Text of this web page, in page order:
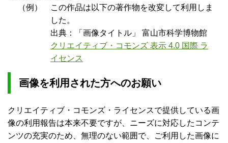
（例） この作品は以下の著作物を改変して利用しま
した。
出典：「画像タイトル」 富山市科学博物館
クリエイティブ・コモンズ 表示 4.0 国際 ラ
イセンス
画像を利用された方へのお願い
クリエイティブ・コモンズ・ライセンスで提供している画
像の利用報告は本来不要ですが、ニーズに対応したコンテ
ンツの充実のため、無理のない範囲で、ご利用した画像に